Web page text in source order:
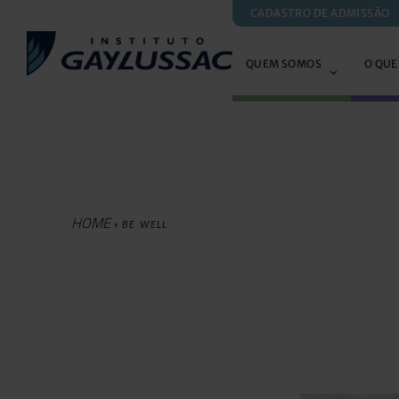
CADASTRO DE ADMISSÃO
QUEM SOMOS O
HOME » BE WELL